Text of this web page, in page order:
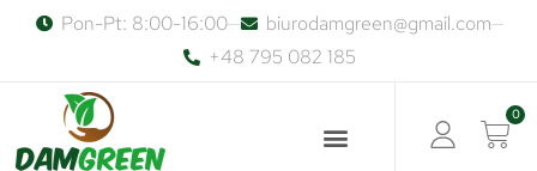
Pon-Pt: 8:00-16:00
biurodamgreen@gmail.com
+48 795 082 185
0